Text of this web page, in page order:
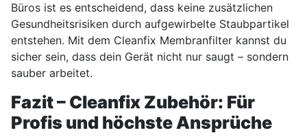
Büros ist es entscheidend, dass keine zusätzlichen
Gesundheitsrisiken durch aufgewirbelte Staubpartikel
entstehen. Mit dem Cleanfix Membranfilter kannst du
sicher sein, dass dein Gerät nicht nur saugt – sondern
sauber arbeitet.
Fazit – Cleanfix Zubehör: Für
Profis und höchste Ansprüche